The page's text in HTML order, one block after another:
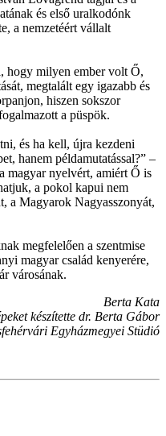
és első uralkodónk
a nemzetéért vállalt
hogy milyen ember volt Ő,
megtalált egy igazabb és
hiszen sokszor
a püspök.
és ha kell, újra kezdeni
hanem példamutatással?” –
magyar nyelvért, amiért Ő is
a pokol kapui nem
a Magyarok Nagyasszonyát,
megfelelően a szentmise
magyar család kenyerére,
városának.
Berta Kata
készítette dr. Berta Gábor
Egyházmegyei Stüdió